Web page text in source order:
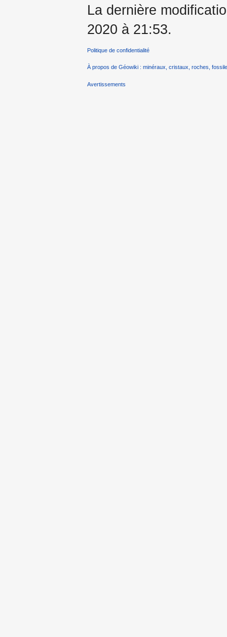
La dernière
2020 à 21:53.
Politique de confidentialité
À propos de Géowiki : minéraux, cristaux, roches,
Avertissements